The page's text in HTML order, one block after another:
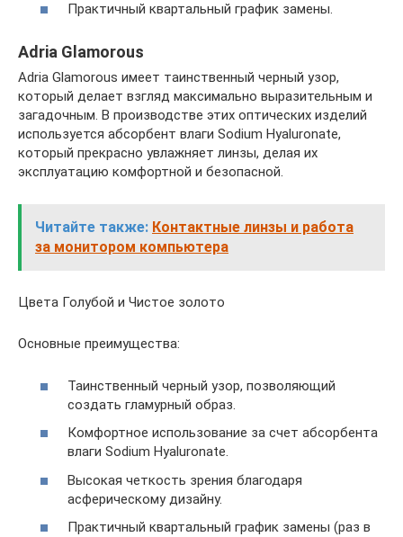
Практичный квартальный график замены.
Adria Glamorous
Adria Glamorous имеет таинственный черный узор,
который делает взгляд максимально выразительным и
загадочным. В производстве этих оптических изделий
используется абсорбент влаги Sodium Hyaluronate,
который прекрасно увлажняет линзы, делая их
эксплуатацию комфортной и безопасной.
Читайте также: Контактные линзы и работа
за монитором компьютера
Цвета Голубой и Чистое золото
Основные преимущества:
Таинственный черный узор, позволяющий
создать гламурный образ.
Комфортное использование за счет абсорбента
влаги Sodium Hyaluronate.
Высокая четкость зрения благодаря
асферическому дизайну.
Практичный квартальный график замены (раз в